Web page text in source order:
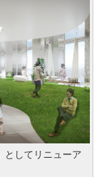
としてリニューア